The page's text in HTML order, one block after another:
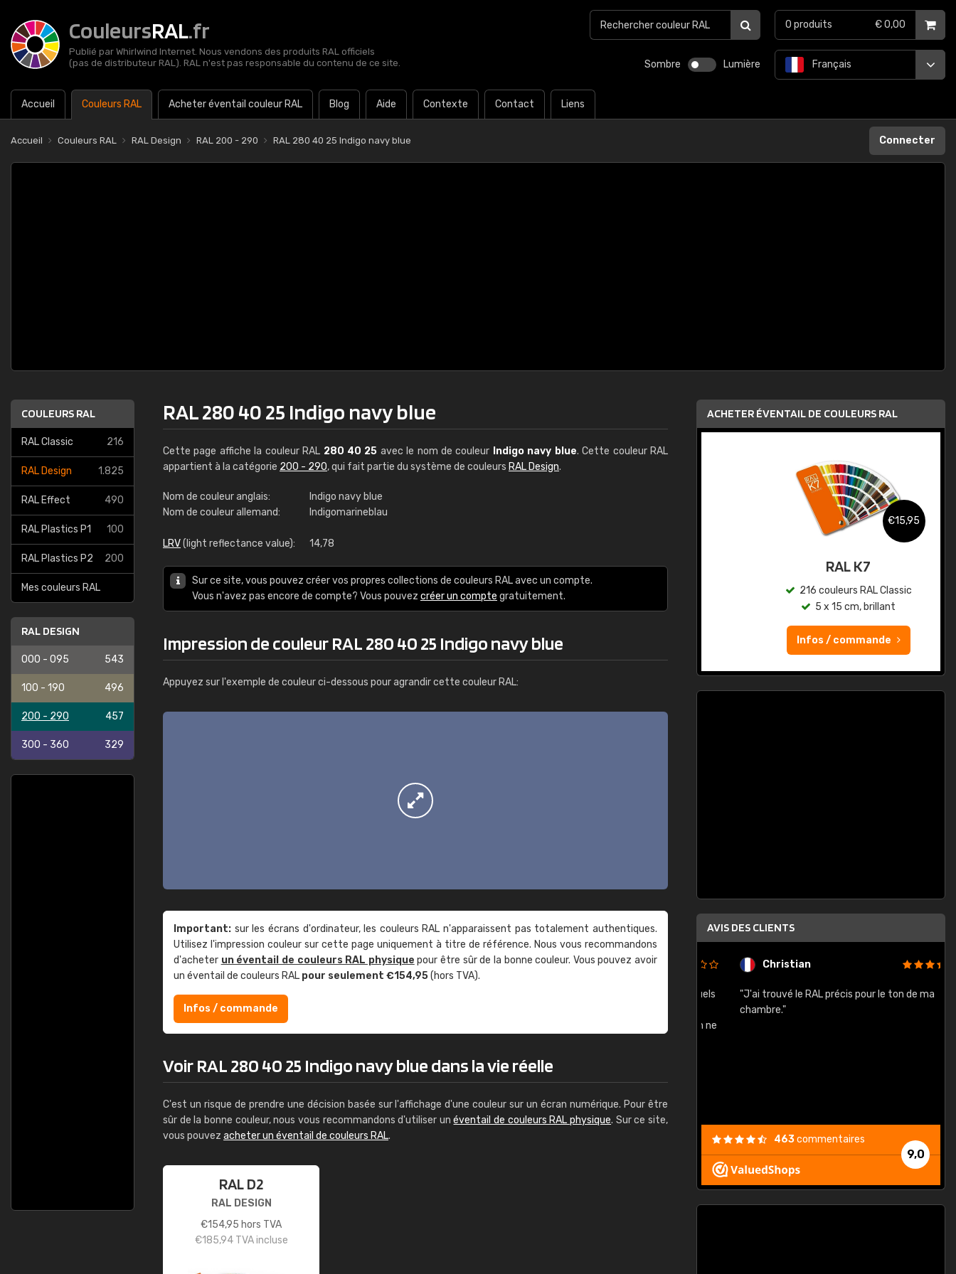
CouleursRAL.fr
Publié par Whirlwind Internet. Nous vendons des produits RAL officiels
(pas de distributeur RAL). RAL n'est pas responsable du contenu de ce site.
Sombre Lumière
Accueil Couleurs RAL Acheter éventail couleur RAL Blog Aide Contexte Contact Liens
Français
0 produits € 0,00
Accueil Couleurs RAL RAL Design RAL 200 - 290 RAL 280 40 25 Indigo navy blue Connecter
COULEURS RAL
RAL Classic 216
RAL Design 1.825
RAL Effect 490
RAL Plastics P1 100
RAL Plastics P2 200
Mes couleurs RAL
RAL DESIGN
000 - 095 543
100 - 190 496
200 - 290 457
300 - 360 329
RAL 280 40 25 Indigo navy blue
Cette page affiche la couleur RAL 280 40 25 avec le nom de couleur Indigo navy blue. Cette couleur RAL
appartient à la catégorie 200 - 290, qui fait partie du système de couleurs RAL Design.
Nom de couleur anglais:
Indigo navy blue
Nom de couleur allemand:
Indigomarineblau
LRV(light reflectance value): 14,78
Sur ce site, vous pouvez créer vos propres collections de couleurs RAL avec un compte.
Vous n'avez pas encore de compte? Vous pouvez créer un compte gratuitement.
Impression de couleur RAL 280 40 25 Indigo navy blue
Appuyez sur l'exemple de couleur ci-dessous pour agrandir cette couleur RAL:
Important: sur les écrans d'ordinateur, les couleurs RAL n'apparaissent pas totalement authentiques.
Utilisez l'impression couleur sur cette page uniquement à titre de référence. Nous vous recommandons
d'acheter un éventail de couleurs RAL physique pour être sûr de la bonne couleur. Vous pouvez avoir
un éventail de couleurs RAL pour seulement €154,95(hors TVA).
Infos / commande
Voir RAL 280 40 25 Indigo navy blue dans la vie réelle
C'est un risque de prendre une décision basée sur l'affichage d'une couleur sur un écran numérique. Pour être
sûr de la bonne couleur, nous vous recommandons d'utiliser unéventail de couleurs RAL physique. Sur ce site,
vous pouvez acheter un éventail de couleurs RAL.
RAL D2
RAL DESIGN
€154,95 hors TVA
€185,94TVA incluse
ACHETER ÉVENTAIL DE COULEURS RAL
RAL K7 à base d'eau
216 couleurs RAL Classic
Infos / commande
€15,95
RAL K7
216 couleurs RAL Classic
5 x 15 cm, brillant
Infos / commande
AVIS DES CLIENTS
Guillaume Euvrard Christian
"J'ai trouvé le RAL précis pour le ton de ma
chambre."
9,0
463commentaires